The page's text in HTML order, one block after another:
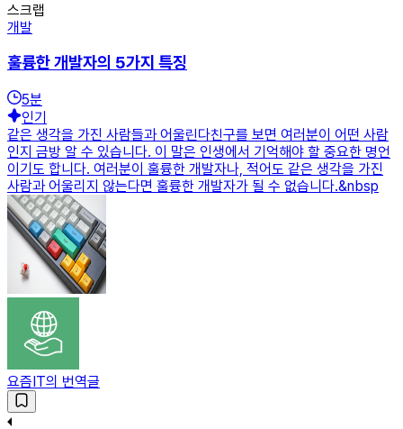
스크랩
개발
훌륭한 개발자의 5가지 특징
5분
인기
같은 생각을 가진 사람들과 어울린다친구를 보면 여러분이 어떤 사람
인지 금방 알 수 있습니다. 이 말은 인생에서 기억해야 할 중요한 명언
이기도 합니다. 여러분이 훌륭한 개발자나, 적어도 같은 생각을 가진
사람과 어울리지 않는다면 훌륭한 개발자가 될 수 없습니다.&nbsp
요즘IT의 번역글